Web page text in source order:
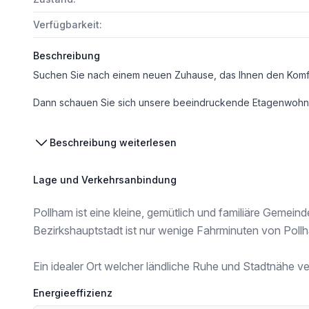
Verfügbarkeit:
Beschreibung
Dann schauen Sie sich unsere beeindruckende Etagenwohnung mit großzügigen 120 m² Nutzfläche an! Dies ist keine dieser engen Wohnungen in einen dieser
Hier die Fakten vorab für eilige Leser:
120m² Nutzfläche (im belagsfertigen Zustand /
2 Stellplätz für PKW
individuell anpassbarer Grundriss
Garten
Beschreibung weiterlesen
Lage und Verkehrsanbindung
Pollham ist eine kleine, gemütlich und familiäre
Bezirkshauptstadt ist nur wenige Fahrminuten von
Ein idealer Ort welcher ländliche Ruhe und Stadtnähe
Energieeffizienz